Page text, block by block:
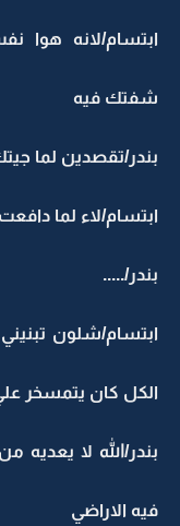
ابتسام/لانه هوا
شفتك فيه
بندر/تقصدين لما
ابتسام/لاء لما
بندر/.....
ابتسام/شلون تبنيني
الكل كان يتمسخر
بندر/الله لا
فيه الاراضي